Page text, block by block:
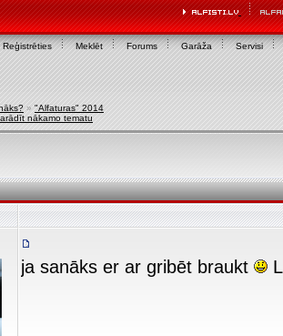
Reģistrēties Meklēt Forums Garāža Servisi
» "Alfaturas" 2014
nākamo tematu
ja sanāks er ar gribēt braukt